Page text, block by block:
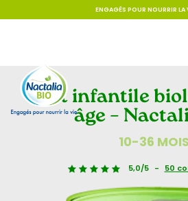
ENGAGÉS POUR NOURRIR LA
Lait infantile
âge –
10-36 MOIS
5,0/5 - 50